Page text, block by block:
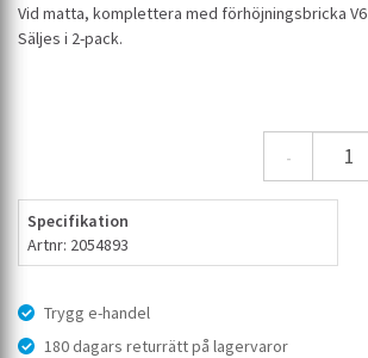
Vid matta, komplettera med förhöjningsbricka V6
Säljes i 2-pack.
-
Specifikation
Artnr: 2054893
Trygg e-handel
180 dagars returrätt på lagervaror